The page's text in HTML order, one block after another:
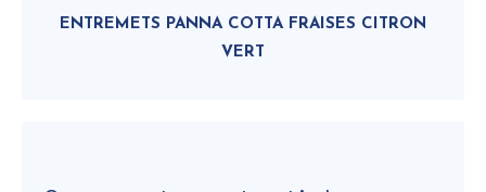
ENTREMETS PANNA COTTA FRAISES CITRON
VERT